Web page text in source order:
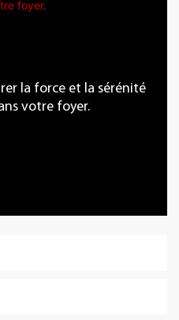
la force et la sérénité
votre foyer.